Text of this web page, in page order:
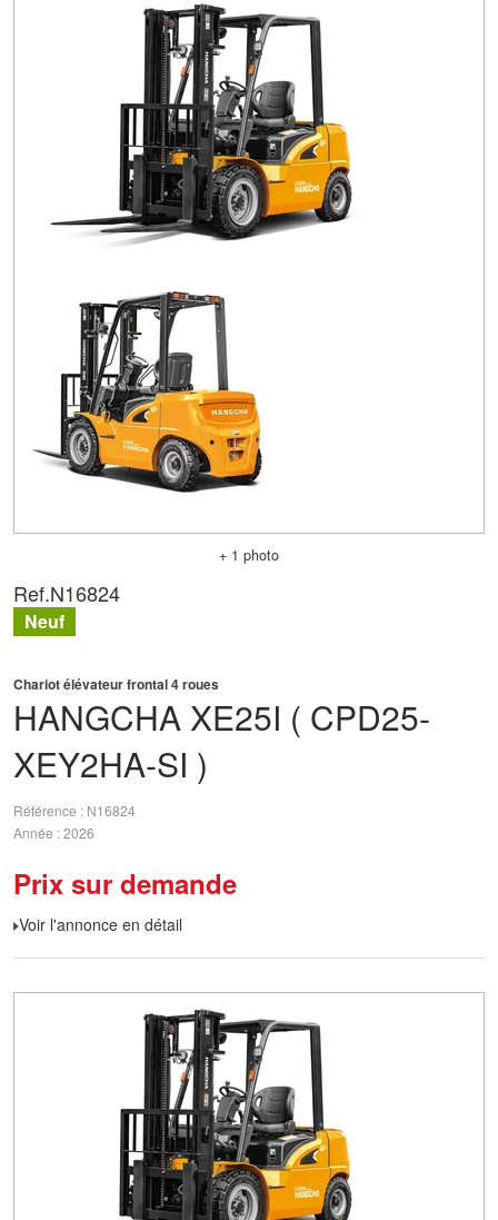
+ 1 photo
HANGCHA XE25I ( CPD25-
XEY2HA-SI )
Chariot élévateur frontal 4 roues
Référence
N16824
Année 2026
Prix sur demande
Voir l'annonce en détail
Ref.N16824
Neuf